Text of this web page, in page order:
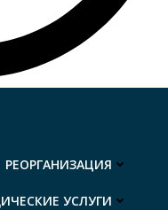
РЕОРГАНИЗАЦИЯ
УСЛУГИ